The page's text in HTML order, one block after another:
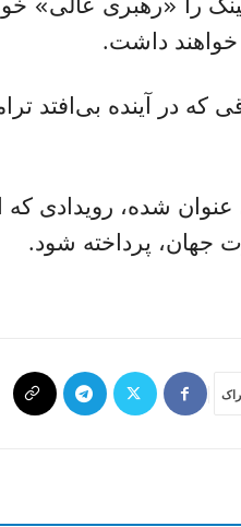
خواهند داشت.
که در آینده بی‌افتد
عنوان شده، رویدادی
جهان، پرداخته شود.